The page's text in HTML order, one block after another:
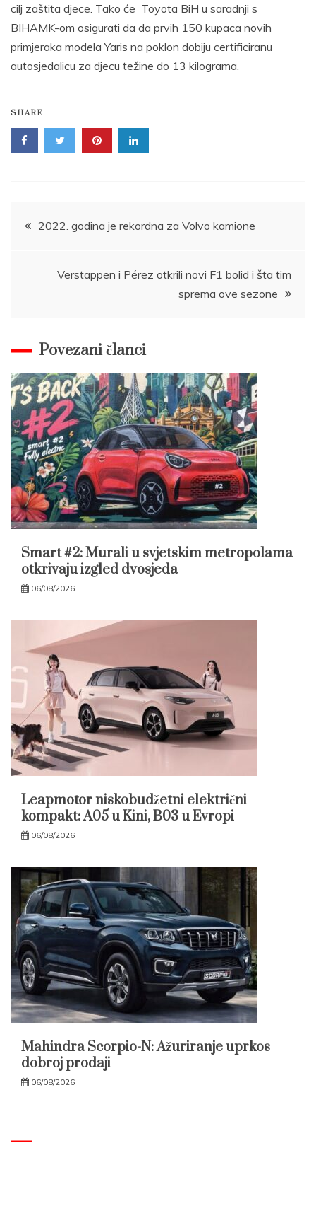
cilj zaštita djece. Tako će Toyota BiH u saradnji s
BIHAMK-om osigurati da da prvih 150 kupaca novih
primjeraka modela Yaris na poklon dobiju certificiranu
autosjedalicu za djecu težine do 13 kilograma.
SHARE
Post
2022. godina je rekordna za Volvo kamione
Verstappen i Pérez otkrili novi F1 bolid i šta tim
sprema ove sezone
Povezani članci
Smart #2: Murali u svjetskim metropolama
otkrivaju izgled dvosjeda
06/08/2026
Leapmotor niskobudžetni električni
kompakt: A05 u Kini, B03 u Evropi
06/08/2026
Mahindra Scorpio-N: Ažuriranje uprkos
dobroj prodaji
06/08/2026